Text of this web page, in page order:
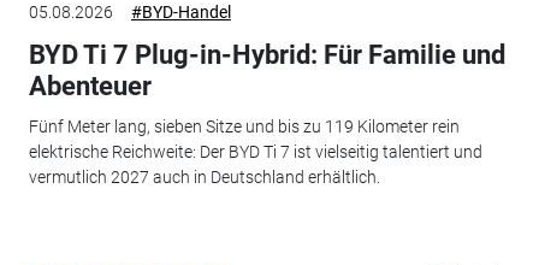
05.08.2026 #BYD-Handel
BYD Ti 7 Plug-in-Hybrid: Für Familie und
Abenteuer
Fünf Meter lang, sieben Sitze und bis zu 119 Kilometer rein
elektrische Reichweite: Der BYD Ti 7 ist vielseitig talentiert und
vermutlich 2027 auch in Deutschland erhältlich.